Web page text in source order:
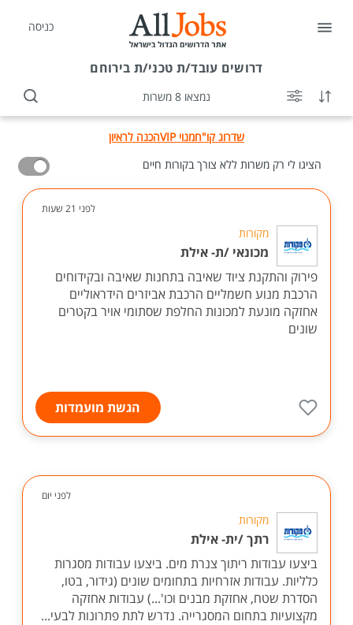
כניסה
דרושים עובד/ת טכני/ת בירוחם
נמצאו 8 משרות
שדרוג קו"חמנוי VIP
הכנה לראיון
הציגו לי רק משרות ללא צורך בקורות חיים
לפני 21 שעות
מקורות
מכונאי /ת- אילת
פירוק והתקנת ציוד שאיבה בתחנות שאיבה ובקידוחים
הרכבת מנוע חשמליים הרכבת אביזרים הידראוליים
אחזקה מונעת למכונות החלפת שסתומי אויר בקטרים
שונים
הגשת מועמדות
לפני יום
מקורות
רתך /ית- אילת
ביצעו עבודות ריתוך צנרת מים. ביצעו עבודות מסגרות
כלליות. עבודות אזרחיות בתחומים שונים (גידור, בטו,
הסדרת שטח, אחזקת מבנים וכו'...) עבודות אחזקה
מקצועיות בתחום המסגרייה. נדרש לתת פתרונות לבעי...